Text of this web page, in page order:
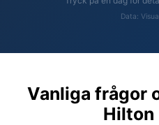
Data:
Vanliga frågor
Hilton